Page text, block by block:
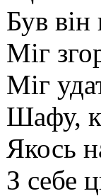
Був
Міг
Міг
Шафу,
Якось
З себе